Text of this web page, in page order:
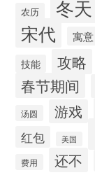
农历 冬天
宋代 寓意
技能 攻略
春节期间
汤圆 游戏
红包
美国
费用 还不